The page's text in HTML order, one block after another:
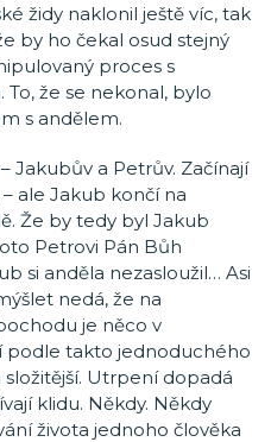
židy naklonil ještě víc, tak
by ho čekal osud stejný
proces s
že se nekonal, bylo
s andělem.
Jakubův a Petrův. Začínají
ale Jakub končí na
Že by tedy byl Jakub
Petrovi Pán Bůh
si anděla nezasloužil… Asi
nedá, že na
je něco v
podle takto jednoduchého
Utrpení dopadá
klidu. Někdy. Někdy
života jednoho člověka